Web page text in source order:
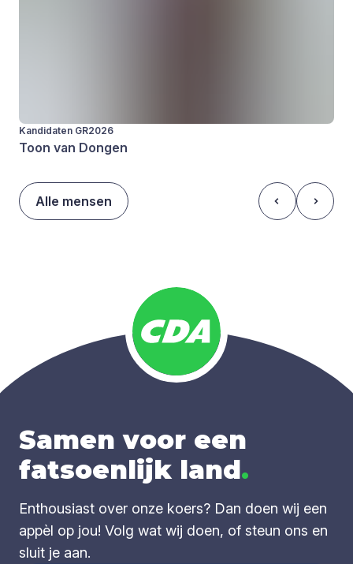
Kandidaten GR2026
Toon van Dongen
Alle mensen
Samen voor een
fatsoenlijk land.
Enthousiast over onze koers? Dan doen wij een
appèl op jou! Volg wat wij doen, of steun ons en
sluit je aan.